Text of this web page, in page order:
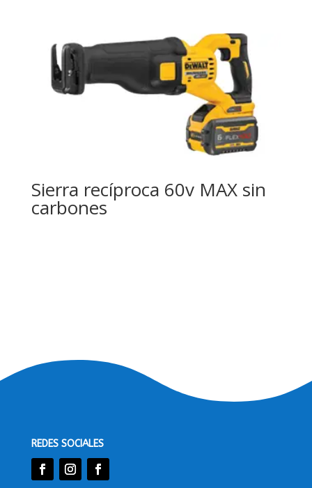
Sierra recíproca 60v MAX sin
carbones
REDES SOCIALES